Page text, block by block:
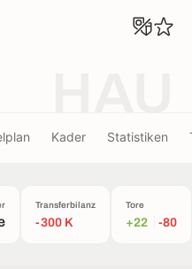
Kader Statistiken
Transferbilanz
-300 K
Tore
+22 -80